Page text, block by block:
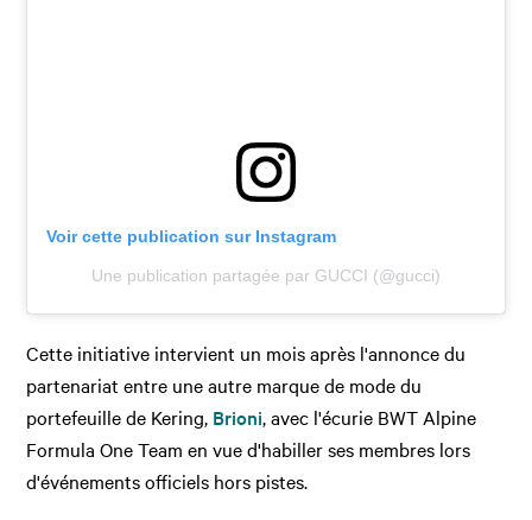
Voir cette publication sur Instagram
Une publication partagée par GUCCI (@gucci)
Cette initiative intervient un mois après l'annonce du
partenariat entre une autre marque de mode du
portefeuille de Kering, Brioni, avec l'écurie BWT Alpine
Formula One Team en vue d'habiller ses membres lors
d'événements officiels hors pistes.